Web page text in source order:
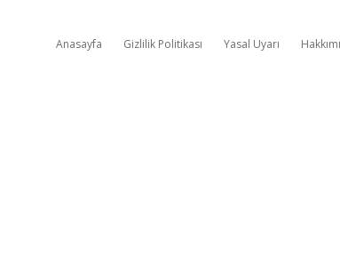
Anasayfa Gizlilik Politikası Yasal Uyarı